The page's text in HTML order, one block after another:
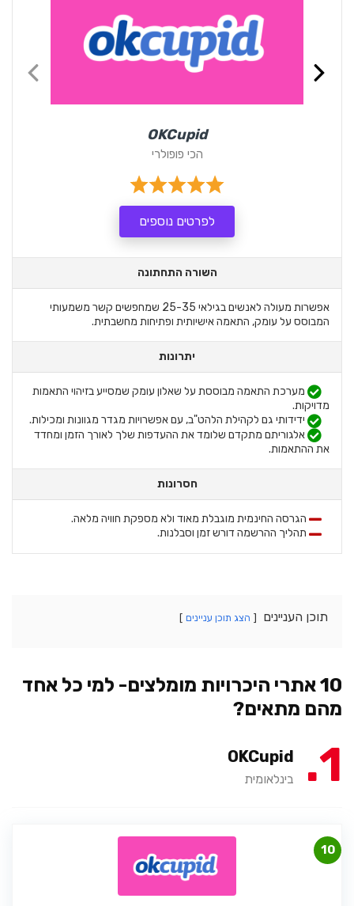
OKCupid
הכי פופולרי
לפרטים נוספים
השורה התחתונה
אפשרות מעולה לאנשים בגילאי 25-35 שמחפשים קשר משמעותי
המבוסס על עומק, התאמה אישיותית ופתיחות מחשבתית.
יתרונות
מערכת התאמה מבוססת על שאלון עומק שמסייע בזיהוי התאמות
מדויקות.
ידידותי גם לקהילת הלהט"ב, עם אפשרויות מגדר מגוונות ומכילות.
אלגוריתם מתקדם שלומד את ההעדפות שלך לאורך הזמן ומחדד
את ההתאמות.
חסרונות
הגרסה החינמית מוגבלת מאוד ולא מספקת חוויה מלאה.
תהליך ההרשמה דורש זמן וסבלנות.
תוכן העניינים הצג תוכן עניינים
10 אתרי היכרויות מומלצים- למי כל אחד
מהם מתאים?
1
OKCupid
בינלאומית
10